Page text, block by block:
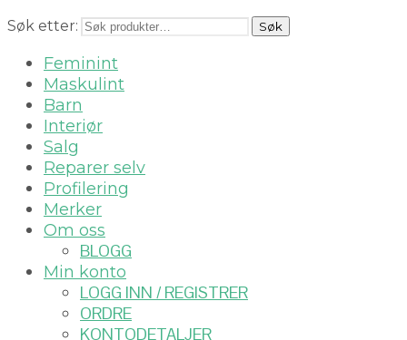
Søk etter: Søk
Feminint
Maskulint
Barn
Interiør
Salg
Reparer selv
Profilering
Merker
Om oss
BLOGG
Min konto
LOGG INN / REGISTRER
ORDRE
KONTODETALJER